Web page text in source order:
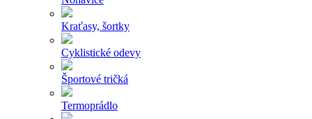
Kraťasy, šortky
Cyklistické odevy
Športové tričká
Termoprádlo